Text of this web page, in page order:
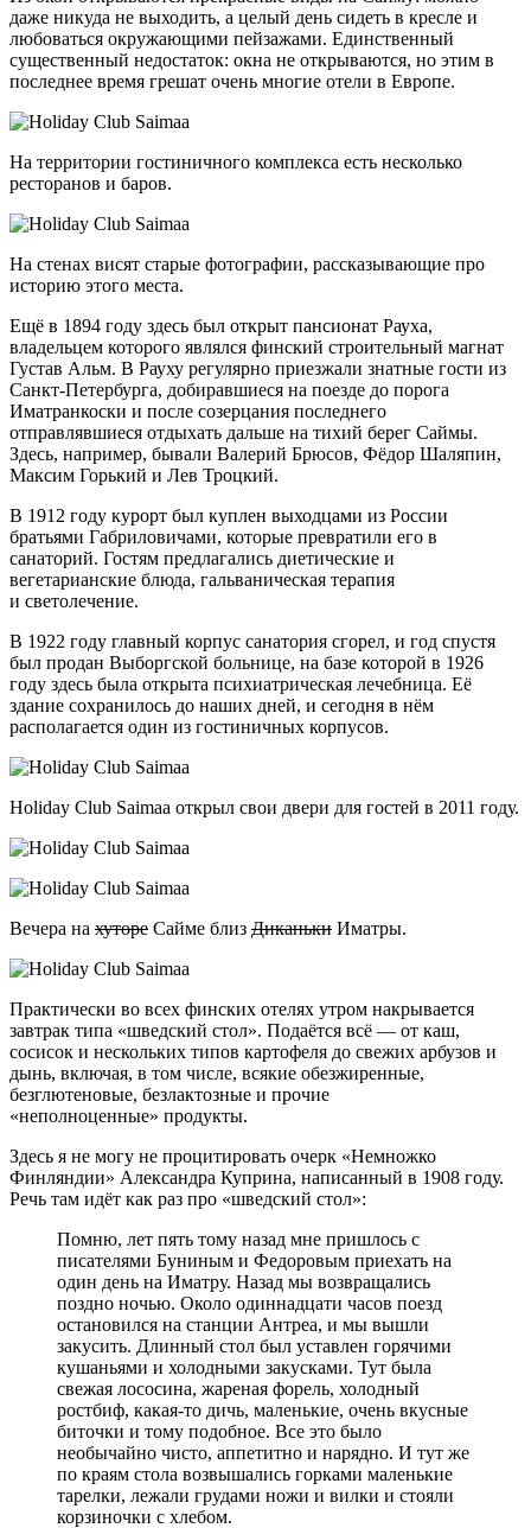
даже никуда не выходить, а целый день сидеть в кресле и
любоваться окружающими пейзажами. Единственный
существенный недостаток: окна не открываются, но этим в
последнее время грешат очень многие отели в Европе.
На территории гостиничного комплекса есть несколько
ресторанов и баров.
На стенах висят старые фотографии, рассказывающие про
историю этого места.
Ещё в 1894 году здесь был открыт пансионат Рауха,
владельцем которого являлся финский строительный магнат
Густав Альм. В Рауху регулярно приезжали знатные гости из
Санкт-Петербурга, добиравшиеся на поезде до порога
Иматранкоски и после созерцания последнего
отправлявшиеся отдыхать дальше на тихий берег Саймы.
Здесь, например, бывали Валерий Брюсов, Фёдор Шаляпин,
Максим Горький и Лев Троцкий.
В 1912 году курорт был куплен выходцами из России
братьями Габриловичами, которые превратили его в
санаторий. Гостям предлагались диетические и
вегетарианские блюда, гальваническая терапия
и светолечение.
В 1922 году главный корпус санатория сгорел, и год спустя
был продан Выборгской больнице, на базе которой в 1926
году здесь была открыта психиатрическая лечебница. Её
здание сохранилось до наших дней, и сегодня в нём
располагается один из гостиничных корпусов.
Holiday Club Saimaa открыл свои двери для гостей в 2011 году.
Вечера на хуторе Сайме близ Диканьки Иматры.
Практически во всех финских отелях утром накрывается
завтрак типа «шведский стол». Подаётся всё — от каш,
сосисок и нескольких типов картофеля до свежих арбузов и
дынь, включая, в том числе, всякие обезжиренные,
безглютеновые, безлактозные и прочие
«неполноценные» продукты.
Здесь я не могу не процитировать очерк «Немножко
Финляндии» Александра Куприна, написанный в 1908 году.
Речь там идёт как раз про «шведский стол»:
Помню, лет пять тому назад мне пришлось с
писателями Буниным и Федоровым приехать на
один день на Иматру. Назад мы возвращались
поздно ночью. Около одиннадцати часов поезд
остановился на станции Антреа, и мы вышли
закусить. Длинный стол был уставлен горячими
кушаньями и холодными закусками. Тут была
свежая лососина, жареная форель, холодный
ростбиф, какая-то дичь, маленькие, очень вкусные
биточки и тому подобное. Все это было
необычайно чисто, аппетитно и нарядно. И тут же
по краям стола возвышались горками маленькие
тарелки, лежали грудами ножи и вилки и стояли
корзиночки с хлебом.